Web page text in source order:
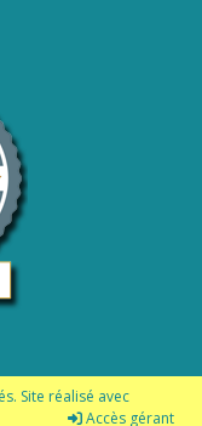
Site réalisé avec
Accès gérant